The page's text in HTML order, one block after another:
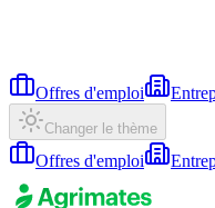
Offres d'emploi
Changer le thème
Offres d'emploi